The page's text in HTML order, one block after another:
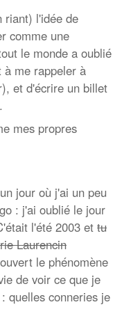
riant) l'idée de
comme une
le monde a oublié
me rappeler à
et d'écrire un billet
mes propres
jour où j'ai un peu
: j'ai oublié le jour
l'été 2003 et tu
Laurencin
le phénomène
de voir ce que je
quelles conneries je